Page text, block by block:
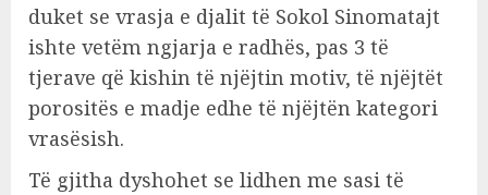
duket se vrasja e djalit të Sokol Sinomatajt
ishte vetëm ngjarja e radhës, pas 3 të
tjerave që kishin të njëjtin motiv, të njëjtët
porositës e madje edhe të njëjtën kategori
vrasësish.
Të gjitha dyshohet se lidhen me sasi të